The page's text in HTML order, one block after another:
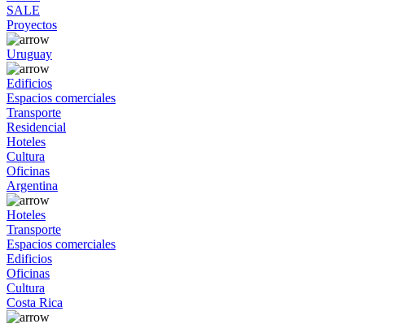
SALE
Proyectos
Uruguay
Edificios
Espacios comerciales
Transporte
Residencial
Hoteles
Cultura
Oficinas
Argentina
Hoteles
Transporte
Espacios comerciales
Edificios
Oficinas
Cultura
Costa Rica